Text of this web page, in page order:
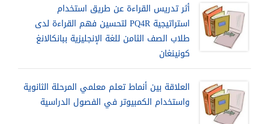
أثر تدريس القراءة عن طريق استخدام
استراتيجية PQ4R لتحسين فهم القراءة لدى
طلاب الصف الثامن للغة الإنجليزية ببانكالانغ
كونينغان
العلاقة بين أنماط تعلم معلمي المرحلة الثانوية
واستخدام الكمبيوتر في الفصول الدراسية